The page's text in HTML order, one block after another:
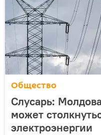
Общество
Слусарь:
может
электроэнергии